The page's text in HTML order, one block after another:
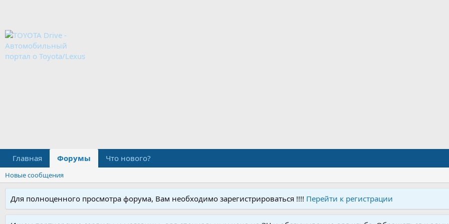
Главная Форумы Что нового?
Новые сообщения
Для полноценного просмотра форума, Вам необходимо зарегистрироваться !!!! Перейти к регистрации